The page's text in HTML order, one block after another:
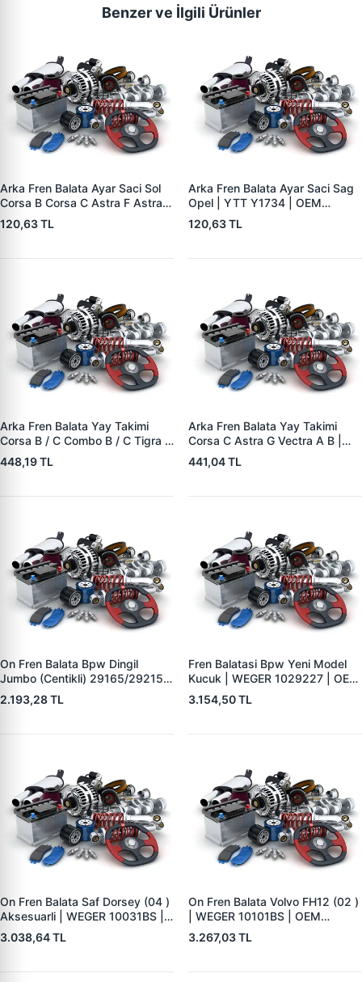
Benzer ve İlgili Ürünler
Arka Fren Balata Ayar Saci Sol
Corsa B Corsa C Astra F Astra G
Astra H Vectra B Tigra B | YTT
Y1735 | OEM 556440
120,63 TL
Arka Fren Balata Ayar Saci Sag
Opel | YTT Y1734 | OEM
556441
120,63 TL
Arka Fren Balata Yay Takimi
Corsa B / C Combo B / C Tigra A
| YTT Y1727 | OEM 1605988
448,19 TL
Arka Fren Balata Yay Takimi
Corsa C Astra G Vectra A B |
YTT Y1726 | OEM 1605985
441,04 TL
On Fren Balata Bpw Dingil
Jumbo (Centikli) 29165/29215 |
WEGER 10041-2 | OEM
0509290050 0980102750
2.193,28 TL
Fren Balatasi Bpw Yeni Model
Kucuk | WEGER 1029227 | OEM
509290120 29227
3.154,50 TL
On Fren Balata Saf Dorsey (04 )
Aksesuarli | WEGER 10031BS |
OEM 3057008400
3.038,64 TL
On Fren Balata Volvo FH12 (02 )
| WEGER 10101BS | OEM
1078439
3.267,03 TL